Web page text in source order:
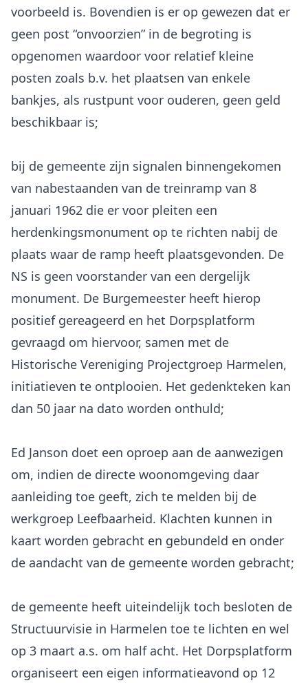
voorbeeld is. Bovendien is er op gewezen dat er
geen post “onvoorzien” in de begroting is
opgenomen waardoor voor relatief kleine
posten zoals b.v. het plaatsen van enkele
bankjes, als rustpunt voor ouderen, geen geld
beschikbaar is;
bij de gemeente zijn signalen binnengekomen
van nabestaanden van de treinramp van 8
januari 1962 die er voor pleiten een
herdenkingsmonument op te richten nabij de
plaats waar de ramp heeft plaatsgevonden. De
NS is geen voorstander van een dergelijk
monument. De Burgemeester heeft hierop
positief gereageerd en het Dorpsplatform
gevraagd om hiervoor, samen met de
Historische Vereniging Projectgroep Harmelen,
initiatieven te ontplooien. Het gedenkteken kan
dan 50 jaar na dato worden onthuld;
Ed Janson doet een oproep aan de aanwezigen
om, indien de directe woonomgeving daar
aanleiding toe geeft, zich te melden bij de
werkgroep Leefbaarheid. Klachten kunnen in
kaart worden gebracht en gebundeld en onder
de aandacht van de gemeente worden gebracht;
de gemeente heeft uiteindelijk toch besloten de
Structuurvisie in Harmelen toe te lichten en wel
op 3 maart a.s. om half acht. Het Dorpsplatform
organiseert een eigen informatieavond op 12